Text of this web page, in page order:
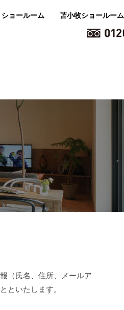
ョールーム 苫小牧ショールーム
（氏名、住所、メールア
といたします。